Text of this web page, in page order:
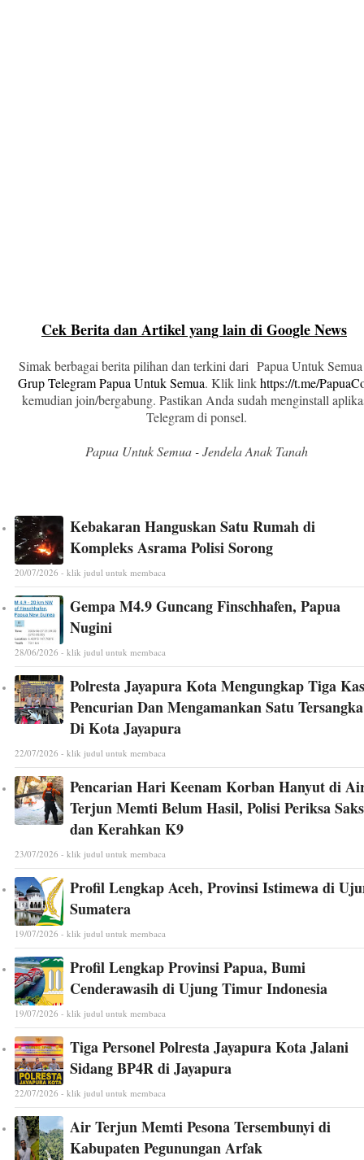
Cek Berita dan Artikel yang lain di Google News
Simak berbagai berita pilihan dan terkini dari Papua Untuk
Grup Telegram Papua Untuk Semua. Klik linkhttps://t.me/
kemudian join/bergabung. Pastikan Anda sudah menginstall
Telegram di ponsel.
Papua Untuk Semua - Jendela Anak Tanah
Kebakaran Hanguskan Satu Rumah di
Kompleks Asrama Polisi Sorong
20/07/2026 - klik judul untuk membaca
Gempa M4.9 Guncang Finschhafen, Papua
Nugini
28/06/2026 - klik judul untuk membaca
Polresta Jayapura Kota Mengungkap Tiga
Pencurian Dan Mengamankan Satu Tersangka
Di Kota Jayapura
22/07/2026 - klik judul untuk membaca
Pencarian Hari Keenam Korban Hanyut di
Terjun Memti Belum Hasil, Polisi Periksa
dan Kerahkan K9
23/07/2026 - klik judul untuk membaca
Profil Lengkap Aceh, Provinsi Istimewa di
Sumatera
19/07/2026 - klik judul untuk membaca
Profil Lengkap Provinsi Papua, Bumi
Cenderawasih di Ujung Timur Indonesia
19/07/2026 - klik judul untuk membaca
Tiga Personel Polresta Jayapura Kota Jalani
Sidang BP4R di Jayapura
22/07/2026 - klik judul untuk membaca
Air Terjun Memti Pesona Tersembunyi di
Kabupaten Pegunungan Arfak